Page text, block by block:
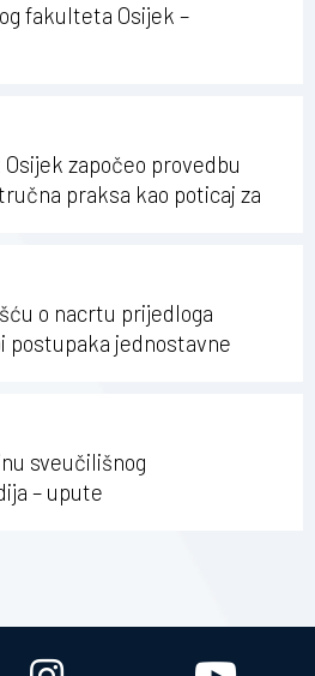
fakulteta Osijek –
započeo provedbu
praksa kao poticaj za
o nacrtu prijedloga
postupaka jednostavne
sveučilišnog
– upute